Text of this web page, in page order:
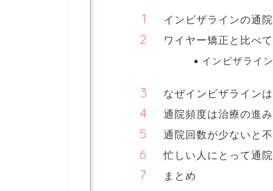
インビザラインの通
ワイヤー矯正と比べ
インビザライ
なぜインビザライン
通院頻度は治療の進
通院回数が少ないと
忙しい人にとって通
まとめ